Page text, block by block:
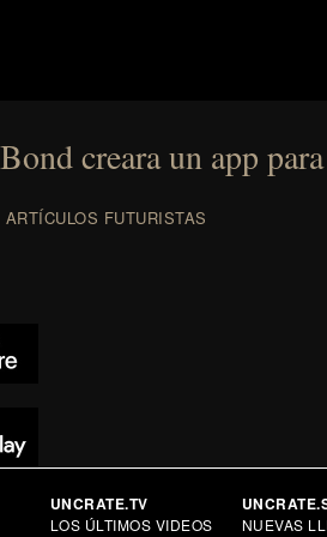
creara un app
FUTURISTAS
UNCRATE.TV
LOS ÚLTIMOS VIDEOS
NUEVAS